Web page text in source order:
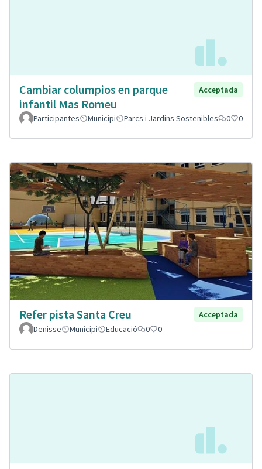
Cambiar columpios en parque
infantil Mas Romeu
Acceptada
Participantes Municipi Parcs i Jardins Sostenibles 0 0
Refer pista Santa Creu
Acceptada
Denisse
Municipi Educació 0 0